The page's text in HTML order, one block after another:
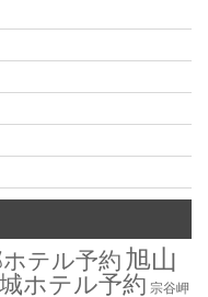
テル予約 旭山
ホテル予約 宗谷岬